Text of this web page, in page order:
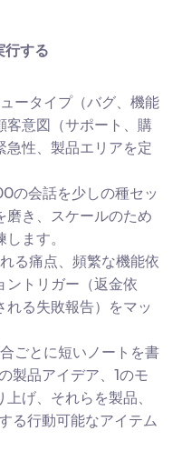
行する
ータイプ（バグ、機能
客意図（サポート、購
急性、製品エリアを定
の会話を少しの種セッ
磨き、スケールのため
ます。
る痛点、頻繁な機能依
ントリガー（返金依
る失敗報告）をマッ
ごとに短いノートを書
製品アイデア、1のモ
げ、それらを製品、
る行動可能なアイテム